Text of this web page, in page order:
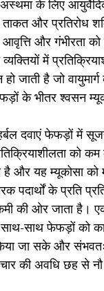
के लिए
ताकत और प्रतिरोध
आवृत्ति और गंभीरता
में
हो जाती है जो
के भीतर श्वसन
दवाएं फेफड़ों में
को
है और यह म्यूकोसा
पदार्थों के प्रति
की ओर जाता है।
साथ फेफड़ों को
जा सके और
की अवधि छह से